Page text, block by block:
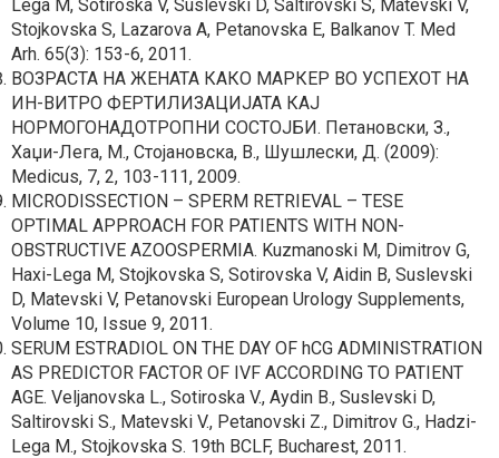
Lega M, Sotiroska V, Suslevski D, Saltirovski S, Matevski V,
Stojkovska S, Lazarova A, Petanovska E, Balkanov T. Med
Arh. 65(3): 153-6, 2011.
ВОЗРАСТА НА ЖЕНАТА КАКО МАРКЕР ВО УСПЕХОТ НА
ИН-ВИТРО ФЕРТИЛИЗАЦИЈАТА КАЈ
НОРМОГОНАДОТРОПНИ СОСТОЈБИ. Петановски, З.,
Хаџи-Лега, М., Стојановска, В., Шушлески, Д. (2009):
Medicus, 7, 2, 103-111, 2009.
MICRODISSECTION – SPERM RETRIEVAL – TESE
OPTIMAL APPROACH FOR PATIENTS WITH NON-
OBSTRUCTIVE AZOOSPERMIA. Kuzmanoski M, Dimitrov G,
Haxi-Lega M, Stojkovska S, Sotirovska V, Aidin B, Suslevski
D, Matevski V, Petanovski European Urology Supplements,
Volume 10, Issue 9, 2011.
SERUM ESTRADIOL ON THE DAY OF hCG ADMINISTRATION
AS PREDICTOR FACTOR OF IVF ACCORDING TO PATIENT
AGE. Veljanovska L., Sotiroska V., Aydin B., Suslevski D,
Saltirovski S., Matevski V., Petanovski Z., Dimitrov G., Hadzi-
Lega M., Stojkovska S. 19th BCLF, Bucharest, 2011.